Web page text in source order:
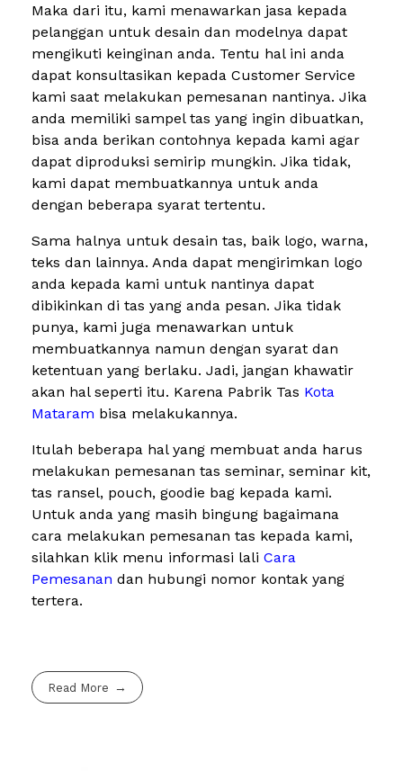
Maka dari itu, kami menawarkan jasa kepada
pelanggan untuk desain dan modelnya dapat
mengikuti keinginan anda. Tentu hal ini anda
dapat konsultasikan kepada Customer Service
kami saat melakukan pemesanan nantinya. Jika
anda memiliki sampel tas yang ingin dibuatkan,
bisa anda berikan contohnya kepada kami agar
dapat diproduksi semirip mungkin. Jika tidak,
kami dapat membuatkannya untuk anda
dengan beberapa syarat tertentu.
Sama halnya untuk desain tas, baik logo, warna,
teks dan lainnya. Anda dapat mengirimkan logo
anda kepada kami untuk nantinya dapat
dibikinkan di tas yang anda pesan. Jika tidak
punya, kami juga menawarkan untuk
membuatkannya namun dengan syarat dan
ketentuan yang berlaku. Jadi, jangan khawatir
akan hal seperti itu. Karena Pabrik Tas Kota
Mataram bisa melakukannya.
Itulah beberapa hal yang membuat anda harus
melakukan pemesanan tas seminar, seminar kit,
tas ransel, pouch, goodie bag kepada kami.
Untuk anda yang masih bingung bagaimana
cara melakukan pemesanan tas kepada kami,
silahkan klik menu informasi lali Cara
Pemesanan dan hubungi nomor kontak yang
tertera.
Read More